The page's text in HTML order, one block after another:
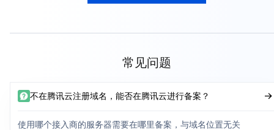
常见问题
不在腾讯云注册域名，能否在腾讯云进行备案？
使用哪个接入商的服务器需要在哪里备案，与域名位置无关